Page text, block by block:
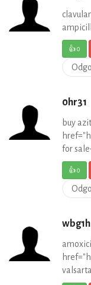
👍0
0hr31
buy
for
👍0
wbg1h